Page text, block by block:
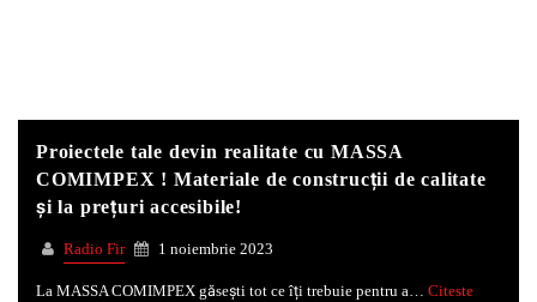
Proiectele tale devin realitate cu MASSA
COMIMPEX ! Materiale de construcții de calitate
și la prețuri accesibile!
Radio Fir 1 noiembrie 2023
La MASSA COMIMPEX găsești tot ce îți trebuie pentru a… Citeste